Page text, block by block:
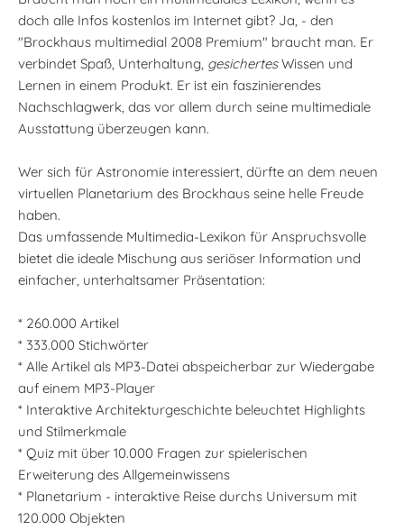
doch alle Infos kostenlos im Internet gibt? Ja, - den
"Brockhaus multimedial 2008 Premium" braucht man. Er
verbindet Spaß, Unterhaltung, gesichertesWissen und
Lernen in einem Produkt. Er ist ein faszinierendes
Nachschlagwerk, das vor allem durch seine multimediale
Ausstattung überzeugen kann.
Wer sich für Astronomie interessiert, dürfte an dem neuen
virtuellen Planetarium des Brockhaus seine helle Freude
haben.
Das umfassende Multimedia-Lexikon für Anspruchsvolle
bietet die ideale Mischung aus seriöser Information und
einfacher, unterhaltsamer Präsentation:
* 260.000 Artikel
* 333.000 Stichwörter
* Alle Artikel als MP3-Datei abspeicherbar zur Wiedergabe
auf einem MP3-Player
* Interaktive Architekturgeschichte beleuchtet Highlights
und Stilmerkmale
* Quiz mit über 10.000 Fragen zur spielerischen
Erweiterung des Allgemeinwissens
* Planetarium - interaktive Reise durchs Universum mit
120.000 Objekten